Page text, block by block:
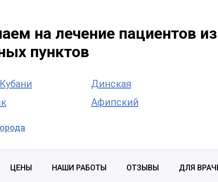
терапевт
на лечение пациентов
пунктов
Динская
Афипский
ЦЕНЫ НАШИ РАБОТЫ ОТЗЫВЫ ДЛЯ